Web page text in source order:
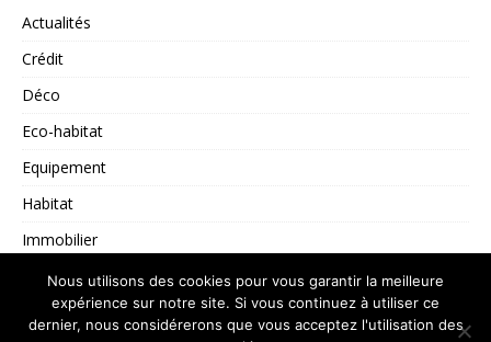
Actualités
Crédit
Déco
Eco-habitat
Equipement
Habitat
Immobilier
Non classé
Nous utilisons des cookies pour vous garantir la meilleure
expérience sur notre site. Si vous continuez à utiliser ce
dernier, nous considérerons que vous acceptez l'utilisation des